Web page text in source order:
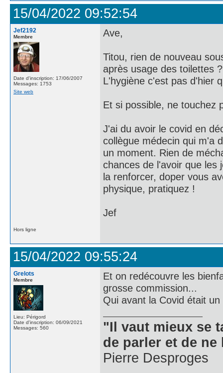
15/04/2022 09:52:54
Jef2192
Membre
Date d'inscription: 17/06/2007
Messages: 1753
Site web
Ave,
Titou, rien de nouveau
après usage des toilettes
L'hygiène c'est pas d'hier
Et si possible, ne touchez
J'ai du avoir le covid en
collègue médecin qui m'a
un moment. Rien de
chances de l'avoir que les
la renforcer, doper vous
physique, pratiquez !
Jef
Hors ligne
15/04/2022 09:55:24
Grelots
Membre
Lieu: Périgord
Date d'inscription: 06/09/2021
Messages: 560
Et on redécouvre les
grosse commission...
Qui avant la Covid était
"Il vaut mieux se
de parler et de
Pierre Desproges